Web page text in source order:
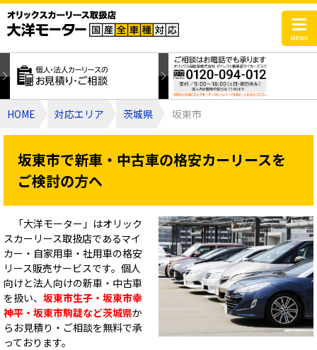
HOME 対応エリア 茨城県 坂東市
坂東市で新車・中古車の格安カーリースを
ご検討の方へ
「大洋モーター」はオリック
スカーリース取扱店であるマイ
カー・自家用車・社用車の格安
リース販売サービスです。個人
向けと法人向けの新車・中古車
を扱い、 坂東市生子・坂東市幸
神平・坂東市駒跿など茨城県か
らお見積り・ご相談を無料で承
っております。